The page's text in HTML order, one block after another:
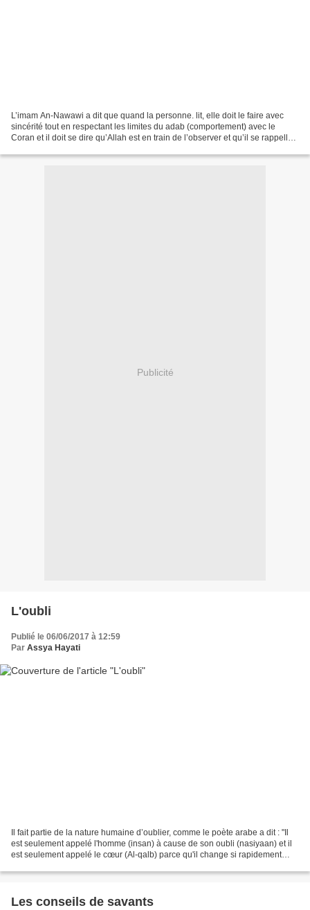
L’imam An-Nawawi a dit que quand la personne. lit, elle doit le faire avec
sincérité tout en respectant les limites du adab (comportement) avec le
Coran et il doit se dire qu’Allah est en train de l’observer et qu’il se rappelle
Publicité
L'oubli
Publié le 06/06/2017 à 12:59
Par Assya Hayati
Il fait partie de la nature humaine d’oublier, comme le poète arabe a dit : "Il
est seulement appelé l'homme (insan) à cause de son oubli (nasiyaan) et il
est seulement appelé le cœur (Al-qalb) parce qu'il change si rapidement
Les conseils de savants